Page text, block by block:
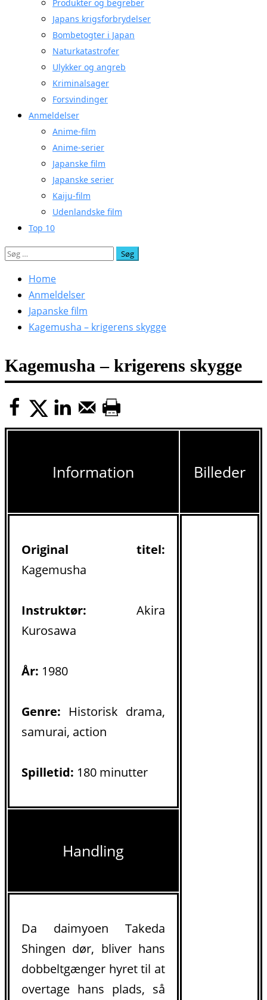
Produkter og begreber
Japans krigsforbrydelser
Bombetogter i Japan
Naturkatastrofer
Ulykker og angreb
Kriminalsager
Forsvindinger
Anmeldelser
Anime-film
Anime-serier
Japanske film
Japanske serier
Kaiju-film
Udenlandske film
Top 10
Søg
Home
Anmeldelser
Japanske film
Kagemusha – krigerens skygge
Kagemusha – krigerens skygge
Information Billeder
Original titel:
Kagemusha
Instruktør: Akira
Kurosawa
År: 1980
Genre: Historisk drama,
samurai, action
Spilletid: 180 minutter
Handling
Da daimyoen Takeda
Shingen dør, bliver hans
dobbeltgænger hyret til at
overtage hans plads, så